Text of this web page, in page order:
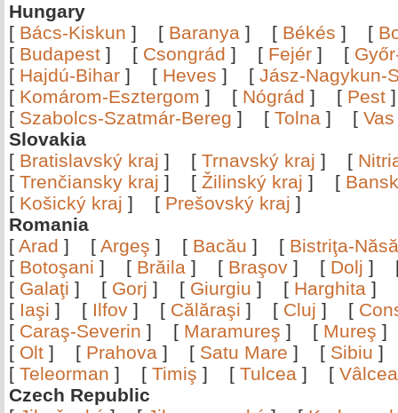
Hungary
[ Bács-Kiskun ] [ Baranya ] [ Békés ] [
[ Budapest ] [ Csongrád ] [ Fejér ] [
[ Hajdú-Bihar ] [ Heves ] [ Jász-Nagykun-
[ Komárom-Esztergom ] [ Nógrád ] [ Pest
[ Szabolcs-Szatmár-Bereg ] [ Tolna ] [ Vas
Slovakia
[ Bratislavský kraj ] [ Trnavský kraj ] [
[ Trenčiansky kraj ] [ Žilinský kraj ] [
[ Košický kraj ] [ Prešovský kraj ]
Romania
[ Arad ] [ Argeş ] [ Bacău ] [ Bistriţa-
[ Botoşani ] [ Brăila ] [ Braşov ] [ Dolj ]
[ Galaţi ] [ Gorj ] [ Giurgiu ] [ Harghita ]
[ Iaşi ] [ Ilfov ] [ Călăraşi ] [ Cluj ] [
[ Caraş-Severin ] [ Maramureş ] [ Mureş
[ Olt ] [ Prahova ] [ Satu Mare ] [ Sibiu
[ Teleorman ] [ Timiş ] [ Tulcea ] [
Czech Republic